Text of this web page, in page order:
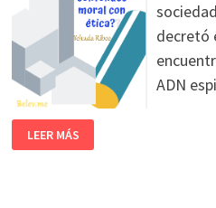
decretó
ADN
LEER MÁS